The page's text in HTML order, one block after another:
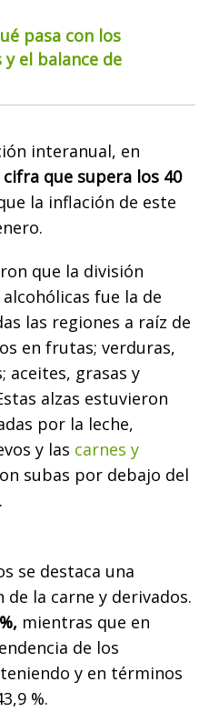
pasa con los
el balance de
interanual, en
cifra que supera los 40
la inflación de este
que la división
fue la de
las regiones a raíz de
en frutas; verduras,
aceites, grasas y
alzas estuvieron
por la leche,
y las carnes y
subas por debajo del
se destaca una
de la carne y derivados.
mientras que en
de los
y en términos
%.